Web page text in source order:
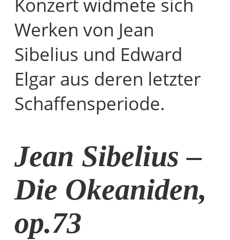
Werken von Jean
Sibelius und Edward
Elgar aus deren letzter
Schaffensperiode.
Jean Sibelius –
Die Okeaniden,
op.73